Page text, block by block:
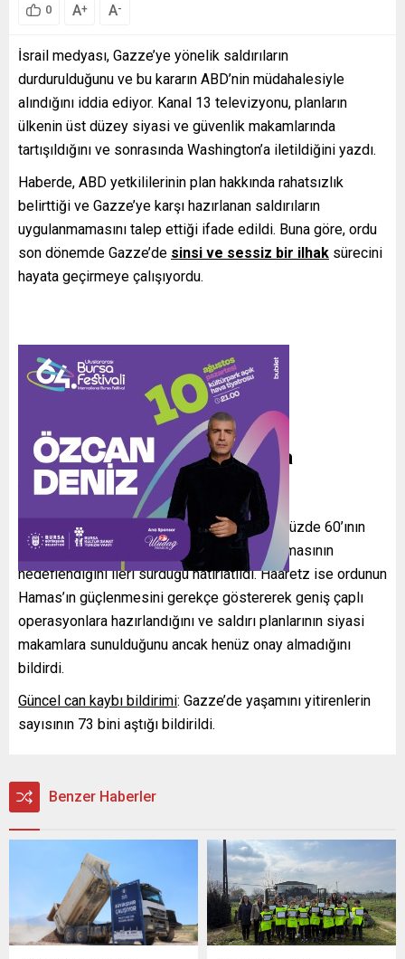
0 A+ A-
İsrail medyası, Gazze’ye yönelik saldırıların
durdurulduğunu ve bu kararın ABD’nin müdahalesiyle
alındığını iddia ediyor. Kanal 13 televizyonu, planların
ülkenin üst düzey siyasi ve güvenlik makamlarında
tartışıldığını ve sonrasında Washington’a iletildiğini yazdı.
Haberde, ABD yetkililerinin plan hakkında rahatsızlık
belirttiği ve Gazze’ye karşı hazırlanan saldırıların
uygulanmamasını talep ettiği ifade edildi. Buna göre, ordu
son dönemde Gazze’de sinsi ve sessiz bir ilhak sürecini
hayata geçirmeye çalışıyordu.
Planın hedefleri ve kamuoyuna
yansımaları
Netanyahu’nun, Gazze Şeridi’nin mevcutta yüzde 60’ının
kontrol edildiğini ve bu oranın %70’e çıkarılmasının
hedeflendiğini ileri sürdüğü hatırlatıldı. Haaretz ise ordunun
Hamas’ın güçlenmesini gerekçe göstererek geniş çaplı
operasyonlara hazırlandığını ve saldırı planlarının siyasi
makamlara sunulduğunu ancak henüz onay almadığını
bildirdi.
Güncel can kaybı bildirimi: Gazze’de yaşamını yitirenlerin
sayısının 73 bini aştığı bildirildi.
Benzer Haberler